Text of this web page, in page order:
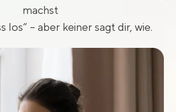
machst
los“ – aber keiner sagt dir, wie.